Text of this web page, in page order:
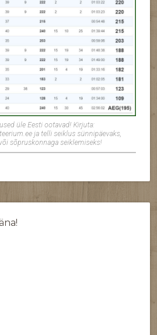
üle Eesti ootavad! Kirjuta:
ja telli seiklus sünnipäevaks,
sõpruskonnaga seiklemiseks!